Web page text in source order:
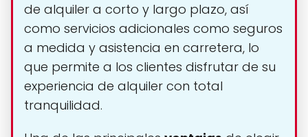
de alquiler a corto y largo plazo, así
como servicios adicionales como seguros
a medida y asistencia en carretera, lo
que permite a los clientes disfrutar de su
experiencia de alquiler con total
tranquilidad.